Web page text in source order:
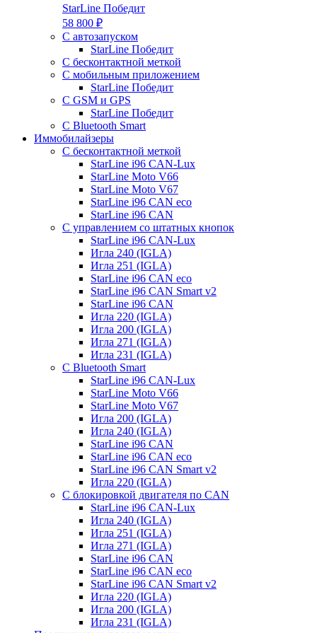
StarLine Победит
58 800 ₽
С автозапуском
StarLine Победит
С бесконтактной меткой
С мобильным приложением
StarLine Победит
С GSM и GPS
StarLine Победит
С Bluetooth Smart
Иммобилайзеры
С бесконтактной меткой
StarLine i96 CAN-Lux
StarLine Moto V66
StarLine Moto V67
StarLine i96 CAN eco
StarLine i96 CAN
С управлением со штатных кнопок
StarLine i96 CAN-Lux
Игла 240 (IGLA)
Игла 251 (IGLA)
StarLine i96 CAN eco
StarLine i96 CAN Smart v2
StarLine i96 CAN
Игла 220 (IGLA)
Игла 200 (IGLA)
Игла 271 (IGLA)
Игла 231 (IGLA)
С Bluetooth Smart
StarLine i96 CAN-Lux
StarLine Moto V66
StarLine Moto V67
Игла 200 (IGLA)
Игла 240 (IGLA)
StarLine i96 CAN
StarLine i96 CAN eco
StarLine i96 CAN Smart v2
Игла 220 (IGLA)
С блокировкой двигателя по CAN
StarLine i96 CAN-Lux
Игла 240 (IGLA)
Игла 251 (IGLA)
Игла 271 (IGLA)
StarLine i96 CAN
StarLine i96 CAN eco
StarLine i96 CAN Smart v2
Игла 220 (IGLA)
Игла 200 (IGLA)
Игла 231 (IGLA)